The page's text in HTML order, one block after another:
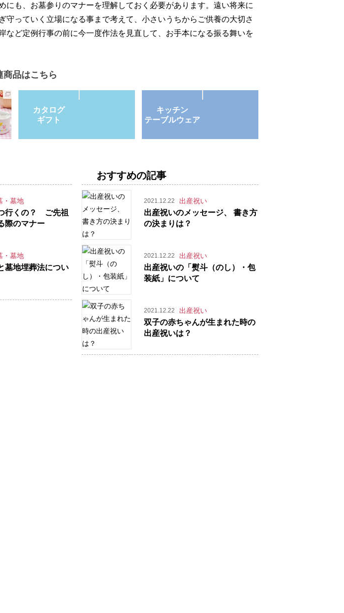
にも、お墓参りのマナーを理解しておく必要があります。遠い将来に
守っていく立場になる事まで考えて、小さいうちからご供養の大切さ
など定例行事の前に今一度作法を見直して、お手本になる振る舞いを
商品はこちら
カタログ
ギフト
キッチン
テーブルウェア
・墓地
行くの？ ご先祖
際のマナー
・墓地
墓地埋葬法につい
おすすめの記事
2021.12.22 出産祝い
出産祝いのメッセージ、 書き方
の決まりは？
2021.12.22 出産祝い
出産祝いの「熨斗（のし）・包
装紙」について
2021.12.22 出産祝い
双子の赤ちゃんが生まれた時の
出産祝いは？